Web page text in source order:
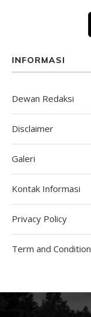
INFORMASI
Dewan Redaksi
Disclaimer
Galeri
Kontak Informasi
Privacy Policy
Term and Condition